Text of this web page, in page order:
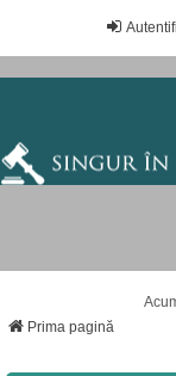
Prima pagină